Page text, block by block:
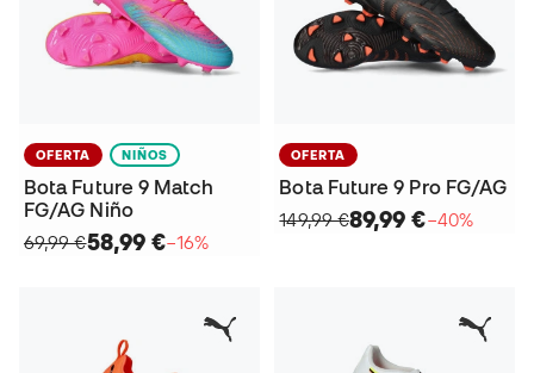
OFERTA NIÑOS
Bota Future 9 Match
FG/AG Niño
69,99 €58,99 €−16%
OFERTA
Bota Future 9 Pro FG/AG
149,99 €89,99 €−40%